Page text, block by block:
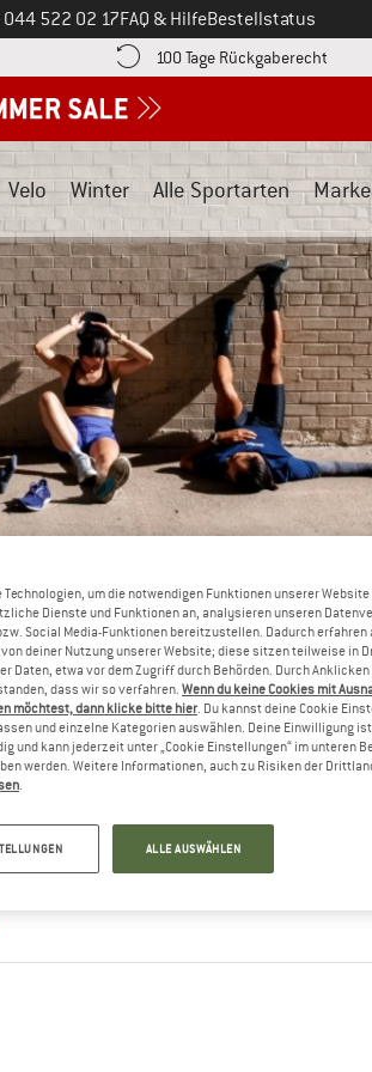
Ruf uns an unter
044 522 02 17FAQ & HilfeBestellstatus
Infos hier! Öffnet sich in einer Infobox
100 Tage Rückgaberecht
Velo Winter Alle Sportarten
LAUFGEFÜHL UND
Laufschuhe mit einem
Firmengründers Tony Post ist
Ob Running, Jogging oder
um die notwendigen Funktionen unserer Website
Dienste und Funktionen an, analysieren unseren
Social Media-Funktionen bereitzustellen. Dadurch erfahren
deiner Nutzung unserer Website; diese sitzen teilweise in
Daten, etwa vor dem Zugriff durch Behörden. Durch Anklicken
dass wir so verfahren. Wenn du keine Cookies mit
möchtest, dann klicke bitte hier. Du kannst deine Cookie
und einzelne Kategorien auswählen. Deine Einwilligung
und kann jederzeit unter „Cookie Einstellungen“ im unteren
werden. Weitere Informationen, auch zu Risiken der
.
ALLE AUSWÄHLEN